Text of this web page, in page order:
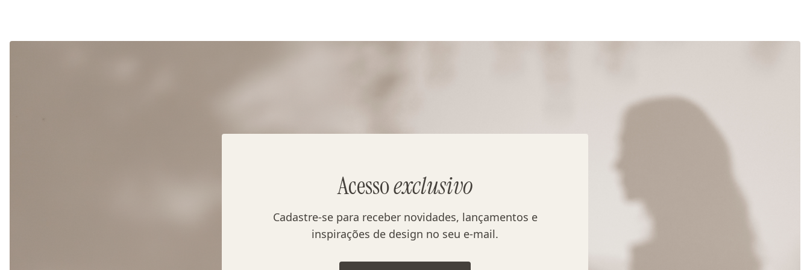
Acessoexclusivo
Cadastre-se para receber novidades, lançamentos e
inspirações de design no seu e-mail.